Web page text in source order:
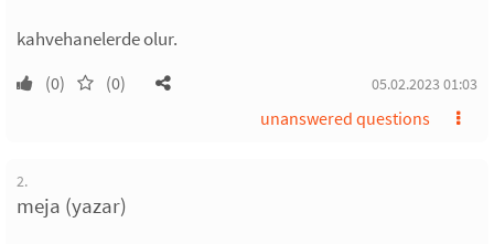
kahvehanelerde olur.
(0) (0) 05.02.2023 01:03
unanswered questions
2.
meja (yazar)